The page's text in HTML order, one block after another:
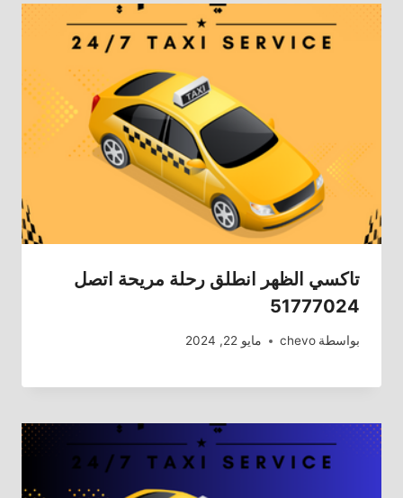
تاكسي الظهر انطلق رحلة مريحة اتصل
51777024
بواسطة chevo مايو 22, 2024